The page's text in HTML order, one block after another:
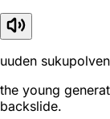
uuden
the young
backslide.